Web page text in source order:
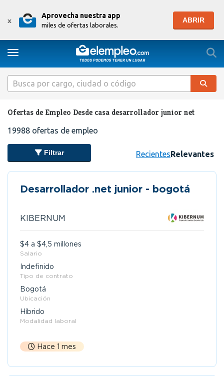
x
Aprovecha nuestra app
miles de ofertas laborales.
ABRIR
Toggle navigation
Ofertas de Empleo Desde casa desarrollador junior net
19988 ofertas de empleo
Filtrar RecientesRelevantes
Desarrollador .net junior - bogotá
KIBERNUM
$4 a $4,5 millones
Salario
Indefinido
Tipo de contrato
Bogotá
Ubicación
Híbrido
Modalidad laboral
Hace 1 mes